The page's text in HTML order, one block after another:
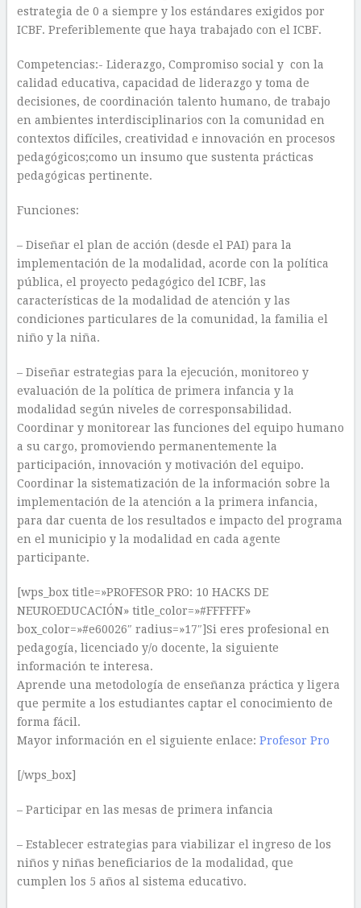
estrategia de 0 a siempre y los estándares exigidos por
ICBF. Preferiblemente que haya trabajado con el ICBF.
Competencias:- Liderazgo, Compromiso social y con la
calidad educativa, capacidad de liderazgo y toma de
decisiones, de coordinación talento humano, de trabajo
en ambientes interdisciplinarios con la comunidad en
contextos difíciles, creatividad e innovación en procesos
pedagógicos;como un insumo que sustenta prácticas
pedagógicas pertinente.
Funciones:
– Diseñar el plan de acción (desde el PAI) para la
implementación de la modalidad, acorde con la política
pública, el proyecto pedagógico del ICBF, las
características de la modalidad de atención y las
condiciones particulares de la comunidad, la familia el
niño y la niña.
– Diseñar estrategias para la ejecución, monitoreo y
evaluación de la política de primera infancia y la
modalidad según niveles de corresponsabilidad.
Coordinar y monitorear las funciones del equipo humano
a su cargo, promoviendo permanentemente la
participación, innovación y motivación del equipo.
Coordinar la sistematización de la información sobre la
implementación de la atención a la primera infancia,
para dar cuenta de los resultados e impacto del programa
en el municipio y la modalidad en cada agente
participante.
[wps_box title=»PROFESOR PRO: 10 HACKS DE
NEUROEDUCACIÓN» title_color=»#FFFFFF»
box_color=»#e60026″ radius=»17″]Si eres profesional en
pedagogía, licenciado y/o docente, la siguiente
información te interesa.
Aprende una metodología de enseñanza práctica y ligera
que permite a los estudiantes captar el conocimiento de
forma fácil.
Mayor información en el siguiente enlace: Profesor Pro
[/wps_box]
– Participar en las mesas de primera infancia
– Establecer estrategias para viabilizar el ingreso de los
niños y niñas beneficiarios de la modalidad, que
cumplen los 5 años al sistema educativo.